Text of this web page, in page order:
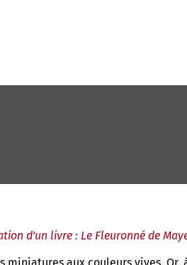
d'un livre : Le Fleuronné de